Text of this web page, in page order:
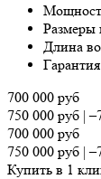
Размеры
Длина
700 000 руб
750 000 руб |
700 000 руб
750 000 руб |
Купить в 1